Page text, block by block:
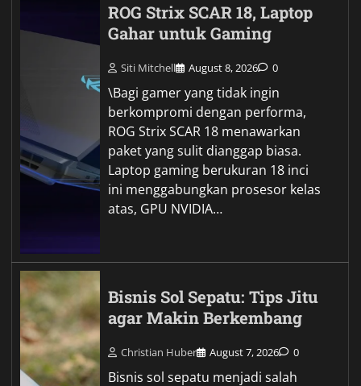
ROG Strix SCAR 18, Laptop
Gahar untuk Gaming
Siti Mitchell August 8, 2026 0
\Bagi gamer yang tidak ingin
berkompromi dengan performa,
ROG Strix SCAR 18 menawarkan
paket yang sulit dianggap biasa.
Laptop gaming berukuran 18 inci
ini menggabungkan prosesor kelas
atas, GPU NVIDIA…
Bisnis Sol Sepatu: Tips Jitu
agar Makin Berkembang
Christian Huber August 7, 2026 0
Bisnis sol sepatu menjadi salah